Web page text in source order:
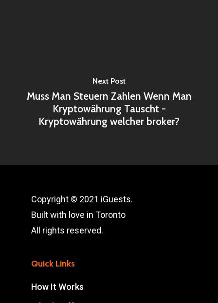
Next Post
Muss Man Steuern Zahlen Wenn Man
Kryptowährung Tauscht -
Kryptowährung welcher broker?
Copyright © 2021 iGuests.
Built with love in Toronto
All rights reserved.
Quick Links
How It Works